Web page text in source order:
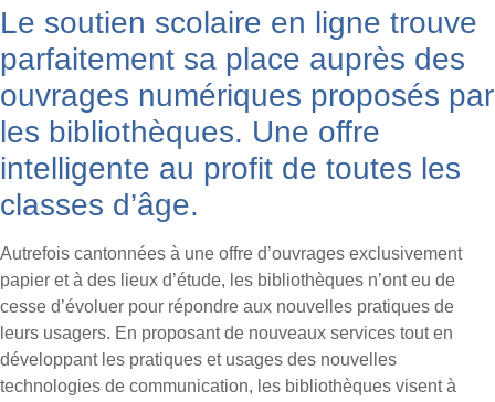
Le soutien scolaire en ligne trouve
parfaitement sa place auprès des
ouvrages numériques proposés par
les bibliothèques. Une offre
intelligente au profit de toutes les
classes d’âge.
Autrefois cantonnées à une offre d’ouvrages exclusivement
papier et à des lieux d’étude, les bibliothèques n’ont eu de
cesse d’évoluer pour répondre aux nouvelles pratiques de
leurs usagers. En proposant de nouveaux services tout en
développant les pratiques et usages des nouvelles
technologies de communication, les bibliothèques visent à